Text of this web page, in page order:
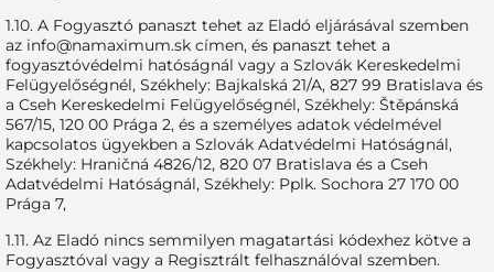
1.10. A Fogyasztó panaszt tehet az Eladó eljárásával szemben
az info@namaximum.sk címen, és panaszt tehet a
fogyasztóvédelmi hatóságnál vagy a Szlovák Kereskedelmi
Felügyelőségnél, Székhely: Bajkalská 21/A, 827 99 Bratislava és
a Cseh Kereskedelmi Felügyelőségnél, Székhely: Štěpánská
567/15, 120 00 Prága 2, és a személyes adatok védelmével
kapcsolatos ügyekben a Szlovák Adatvédelmi Hatóságnál,
Székhely: Hraničná 4826/12, 820 07 Bratislava és a Cseh
Adatvédelmi Hatóságnál, Székhely: Pplk. Sochora 27 170 00
Prága 7,
1.11. Az Eladó nincs semmilyen magatartási kódexhez kötve a
Fogyasztóval vagy a Regisztrált felhasználóval szemben.